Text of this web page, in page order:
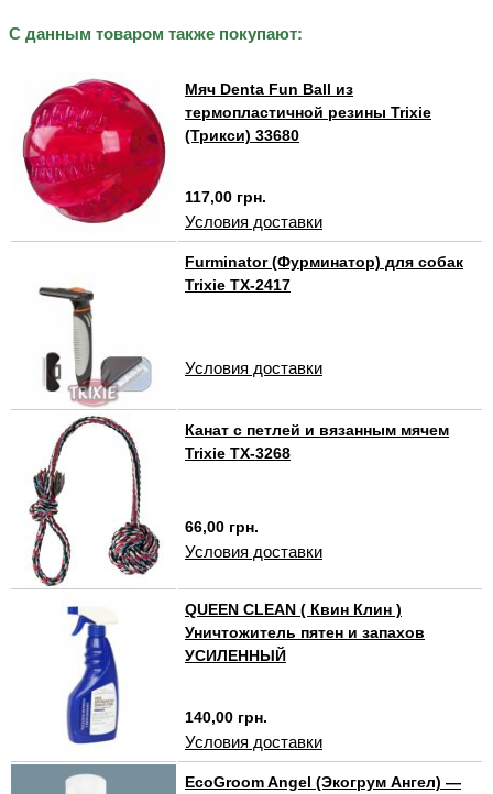
С данным товаром также покупают:
Мяч Denta Fun Ball из
термопластичной резины Trixie
(Трикси) 33680
117,00 грн.
Условия доставки
Furminator (Фурминатор) для собак
Trixie TX-2417
Условия доставки
Канат c петлей и вязанным мячем
Trixie TX-3268
66,00 грн.
Условия доставки
QUEEN CLEAN ( Квин Клин )
Уничтожитель пятен и запахов
УСИЛЕННЫЙ
140,00 грн.
Условия доставки
EcoGroom Angel (Экогрум Ангел) —